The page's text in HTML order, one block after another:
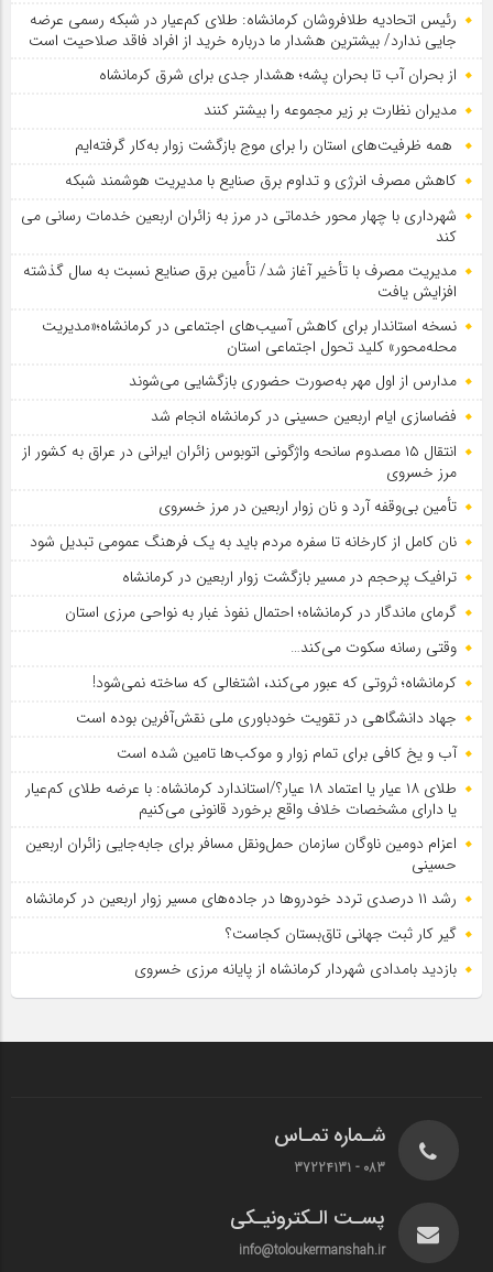
رئیس اتحادیه طلافروشان کرمانشاه: طلای کم‌عیار در شبکه رسمی عرضه
جایی ندارد/ بیشترین هشدار ما درباره خرید از افراد فاقد صلاحیت است
از بحران آب تا بحران پشه؛ هشدار جدی برای شرق کرمانشاه
مدیران نظارت بر زیر مجموعه را بیشتر کنند
همه ظرفیت‌های استان را برای موج بازگشت زوار به‌کار گرفته‌ایم
کاهش مصرف انرژی و تداوم برق صنایع با مدیریت هوشمند شبکه
شهرداری با چهار محور خدماتی در مرز به زائران اربعین خدمات رسانی می
کند
مدیریت مصرف با تأخیر آغاز شد/ تأمین برق صنایع نسبت به سال گذشته
افزایش یافت
نسخه استاندار برای کاهش آسیب‌های اجتماعی در کرمانشاه؛«مدیریت
محله‌محور» کلید تحول اجتماعی استان
مدارس از اول مهر به‌صورت حضوری بازگشایی می‌شوند
فضاسازی ایام اربعین حسینی در کرمانشاه انجام شد
انتقال ۱۵ مصدوم سانحه واژگونی اتوبوس زائران ایرانی در عراق به کشور از
مرز خسروی
تأمین بی‌وقفه آرد و نان زوار اربعین در مرز خسروی
نان کامل از کارخانه تا سفره مردم باید به یک فرهنگ عمومی تبدیل شود
ترافیک پرحجم در مسیر بازگشت زوار اربعین در کرمانشاه
گرمای ماندگار در کرمانشاه؛ احتمال نفوذ غبار به نواحی مرزی استان
وقتی رسانه سکوت می‌کند…
کرمانشاه؛ ثروتی که عبور می‌کند، اشتغالی که ساخته نمی‌شود!
جهاد دانشگاهی در تقویت خودباوری ملی نقش‌آفرین بوده است
آب و یخ کافی برای تمام زوار و موکب‌ها تامین شده است
طلای ۱۸ عیار یا اعتماد ۱۸ عیار؟/استاندارد کرمانشاه: با عرضه طلای کم‌عیار
یا دارای مشخصات خلاف واقع برخورد قانونی می‌کنیم
اعزام دومین ناوگان سازمان حمل‌ونقل مسافر برای جابه‌جایی زائران اربعین
حسینی
رشد ۱۱ درصدی تردد خودروها در جاده‌های مسیر زوار اربعین در کرمانشاه
گیر کار ثبت جهانی تاق‌بستان کجاست؟
بازدید بامدادی شهردار کرمانشاه از پایانه مرزی خسروی
شـماره تمـاس
083 - 37224131
پسـت الـکترونیـکی
info@toloukermanshah.ir